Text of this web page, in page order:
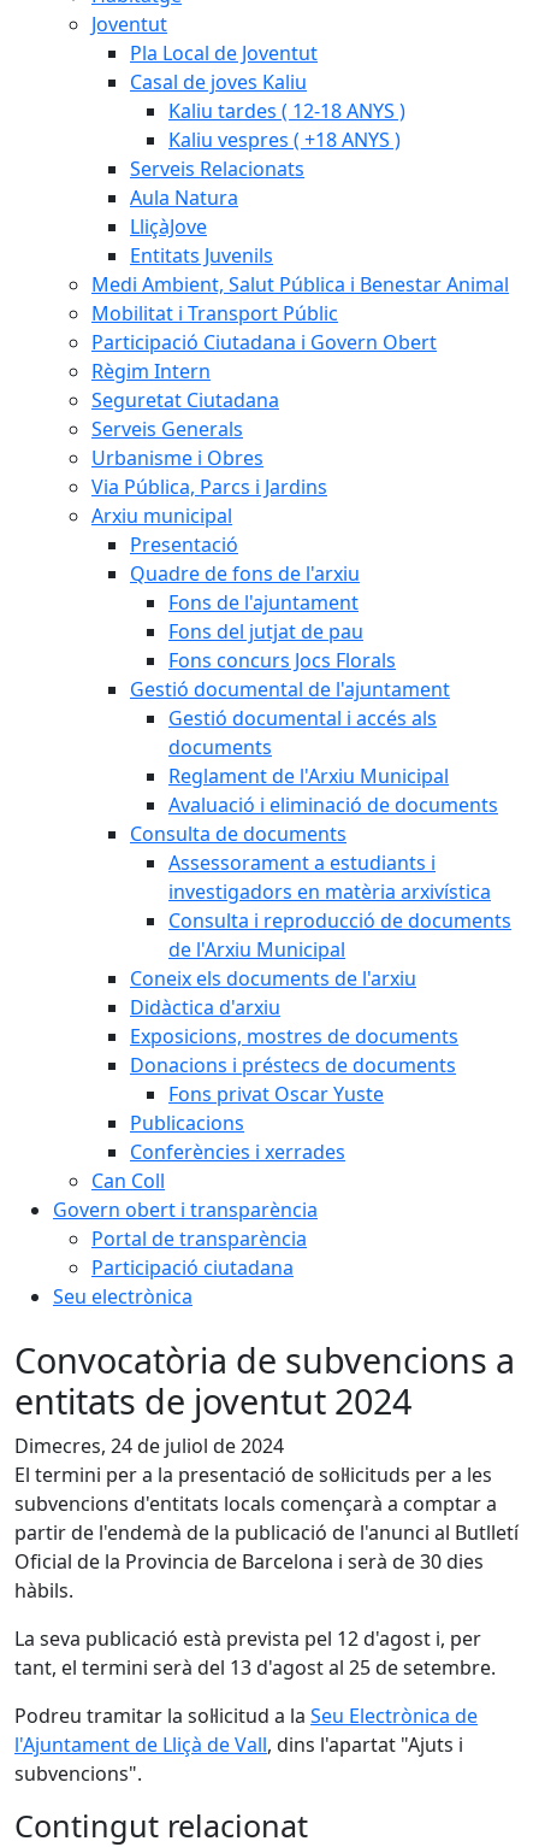
Joventut
Pla Local de Joventut
Casal de joves Kaliu
Kaliu tardes ( 12-18 ANYS )
Kaliu vespres ( +18 ANYS )
Serveis Relacionats
Aula Natura
LliçàJove
Entitats Juvenils
Medi Ambient, Salut Pública i Benestar Animal
Mobilitat i Transport Públic
Participació Ciutadana i Govern Obert
Règim Intern
Seguretat Ciutadana
Serveis Generals
Urbanisme i Obres
Via Pública, Parcs i Jardins
Arxiu municipal
Presentació
Quadre de fons de l'arxiu
Fons de l'ajuntament
Fons del jutjat de pau
Fons concurs Jocs Florals
Gestió documental de l'ajuntament
Gestió documental i accés als
documents
Reglament de l'Arxiu Municipal
Avaluació i eliminació de documents
Consulta de documents
Assessorament a estudiants i
investigadors en matèria arxivística
Consulta i reproducció de documents
de l'Arxiu Municipal
Coneix els documents de l'arxiu
Didàctica d'arxiu
Exposicions, mostres de documents
Donacions i préstecs de documents
Fons privat Oscar Yuste
Publicacions
Conferències i xerrades
Can Coll
Govern obert i transparència
Portal de transparència
Participació ciutadana
Seu electrònica
Convocatòria de subvencions a
entitats de joventut 2024
Dimecres, 24 de juliol de 2024
El termini per a la presentació de sol·licituds per a les
subvencions d'entitats locals començarà a comptar a
partir de l'endemà de la publicació de l'anunci al Butlletí
Oficial de la Provincia de Barcelona i serà de 30 dies
hàbils.
La seva publicació està prevista pel 12 d'agost i, per
tant, el termini serà del 13 d'agost al 25 de setembre.
Podreu tramitar la sol·licitud a la Seu Electrònica de
l'Ajuntament de Lliçà de Vall, dins l'apartat "Ajuts i
subvencions".
Contingut relacionat